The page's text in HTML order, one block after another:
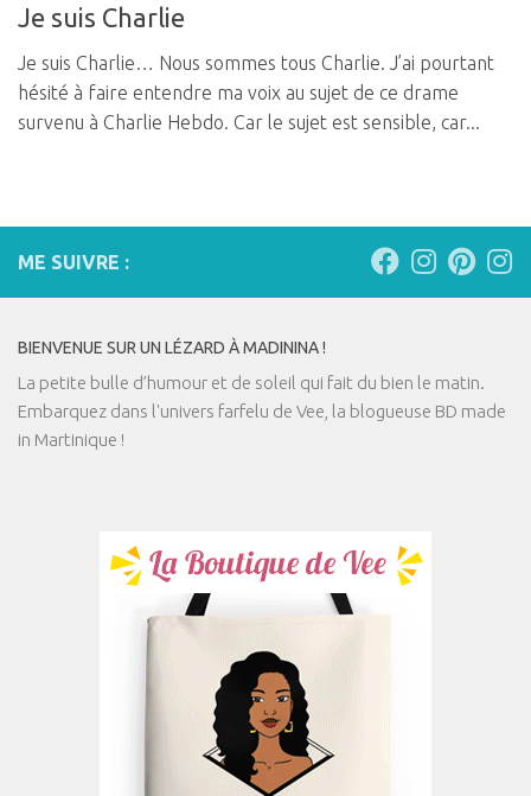
Je suis Charlie
Je suis Charlie… Nous sommes tous Charlie. J’ai pourtant
hésité à faire entendre ma voix au sujet de ce drame
survenu à Charlie Hebdo. Car le sujet est sensible, car...
ME SUIVRE :
BIENVENUE SUR UN LÉZARD À MADININA !
La petite bulle d’humour et de soleil qui fait du bien le matin.
Embarquez dans l'univers farfelu de Vee, la blogueuse BD made
in Martinique !